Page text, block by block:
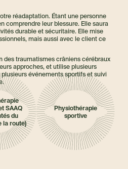
réadaptation. Étant une personne
comprendre leur blessure. Elle saura
durable et sécuritaire. Elle mise
mais aussi avec le client ce
des traumatismes crâniens cérébraux
approches, et utilise plusieurs
événements sportifs et suivi
SAAQ
du
la route)
Physiothérapie
sportive